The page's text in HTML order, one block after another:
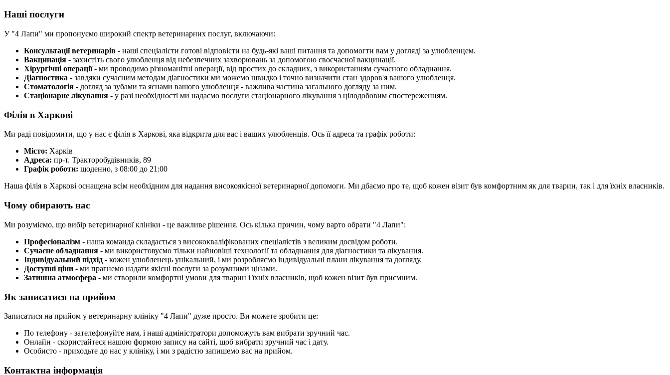
Наші послуги
У "4 Лапи" ми пропонуємо широкий спектр ветеринарних послуг, включаючи:
Консультації ветеринарів - наші спеціалісти готові відповісти на будь-які ваші питання та допомогти вам у догляді за улюбленцем.
Вакцинація - захистіть свого улюбленця від небезпечних захворювань за допомогою своєчасної вакцинації.
Хірургічні операції- ми проводимо різноманітні операції, від простих до складних, з використанням сучасного обладнання.
Діагностика - завдяки сучасним методам діагностики ми можемо швидко і точно визначити стан здоров'я вашого улюбленця.
Стоматологія - догляд за зубами та яснами вашого улюбленця - важлива частина загального догляду за ним.
Стаціонарне лікування - у разі необхідності ми надаємо послуги стаціонарного лікування з цілодобовим спостереженням.
Філія в Харкові
Ми раді повідомити, що у нас є філія в Харкові, яка відкрита для вас і ваших улюбленців. Ось її адреса та графік роботи:
Місто: Харків
Адреса: пр-т. Тракторобудівників, 89
Графік роботи: щоденно, з 08:00 до 21:00
Наша філія в Харкові оснащена всім необхідним для надання високоякісної ветеринарної допомоги. Ми дбаємо про те, щоб кожен візит був комфортним як для тварин, так і для їхніх власників.
Чому обирають нас
Ми розуміємо, що вибір ветеринарної клініки - це важливе рішення. Ось кілька причин, чому варто обрати "4 Лапи":
Професіоналізм - наша команда складається з висококваліфікованих спеціалістів з великим досвідом роботи.
Сучасне обладнання - ми використовуємо тільки найновіші технології та обладнання для діагностики та лікування.
Індивідуальний підхід - кожен улюбленець унікальний, і ми розробляємо індивідуальні плани лікування та догляду.
Доступні ціни - ми прагнемо надати якісні послуги за розумними цінами.
Затишна атмосфера - ми створили комфортні умови для тварин і їхніх власників, щоб кожен візит був приємним.
Як записатися на прийом
Записатися на прийом у ветеринарну клініку "4 Лапи" дуже просто. Ви можете зробити це:
По телефону - зателефонуйте нам, і наші адміністратори допоможуть вам вибрати зручний час.
Онлайн - скористайтеся нашою формою запису на сайті, щоб вибрати зручний час і дату.
Особисто - приходьте до нас у клініку, і ми з радістю запишемо вас на прийом.
Контактна інформація